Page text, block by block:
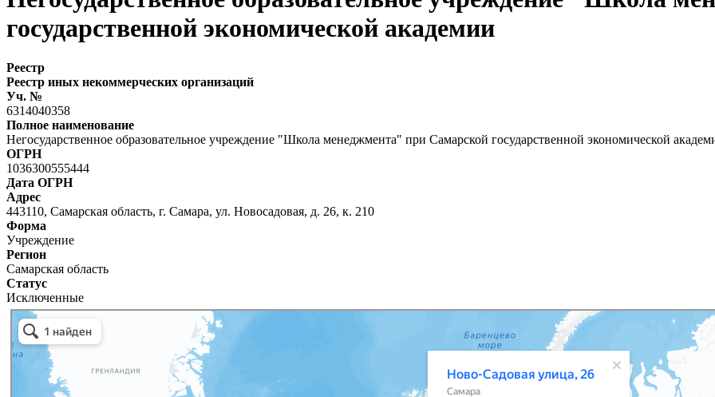
государственной экономической академии
Реестр
Реестр иных некоммерческих организаций
Уч. №
6314040358
Полное наименование
Негосударственное образовательное учреждение "Школа менеджмента" при Самарской государственной экономической
ОГРН
1036300555444
Дата ОГРН
Адрес
443110, Самарская область, г. Самара, ул. Новосадовая, д. 26, к. 210
Форма
Учреждение
Регион
Самарская область
Статус
Исключенные